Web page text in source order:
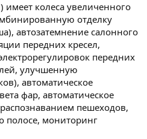
имеет колеса увеличенного
отделку
автозатемнение салонного
передних кресел,
передних
улучшенную
автоматическое
фар, автоматическое
пешеходов,
полосе, мониторинг